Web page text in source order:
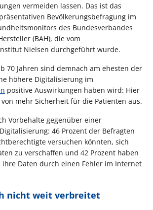
vermeiden lassen. Das ist das
Bevölkerungsbefragung im
des Bundesverbandes
(BAH), die vom
Nielsen durchgeführt wurde.
70 Jahren sind demnach am ehesten der
höhere Digitalisierung im
positive Auswirkungen haben wird: Hier
mehr Sicherheit für die Patienten aus.
Vorbehalte gegenüber einer
46 Prozent der Befragten
versuchen könnten, sich
zu verschaffen und 42 Prozent haben
ihre Daten durch einen Fehler im Internet
nicht weit verbreitet